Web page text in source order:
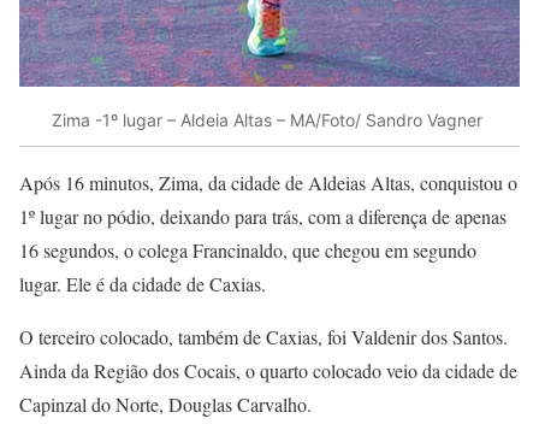
Zima -1º lugar – Aldeia Altas – MA/Foto/ Sandro Vagner
Após 16 minutos, Zima, da cidade de Aldeias Altas, conquistou o
1º lugar no pódio, deixando para trás, com a diferença de apenas
16 segundos, o colega Francinaldo, que chegou em segundo
lugar. Ele é da cidade de Caxias.
O terceiro colocado, também de Caxias, foi Valdenir dos Santos.
Ainda da Região dos Cocais, o quarto colocado veio da cidade de
Capinzal do Norte, Douglas Carvalho.